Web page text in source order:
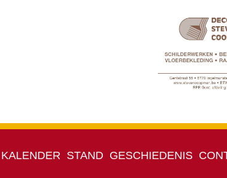
KALENDER STAND GESCHIEDENIS